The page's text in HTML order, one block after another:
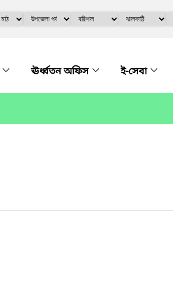
ঊর্ধ্বতন অফিস ই-সেবা